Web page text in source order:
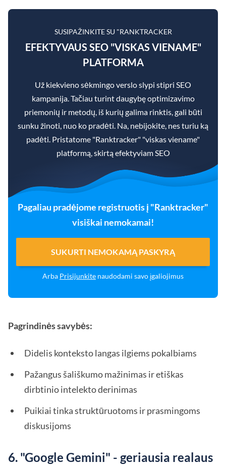
SUSIPAŽINKITE SU "RANKTRACKER
EFEKTYVAUS SEO "VISKAS VIENAME"
PLATFORMA
Už kiekvieno sėkmingo verslo slypi stipri SEO
kampanija. Tačiau turint daugybę optimizavimo
priemonių ir metodų, iš kurių galima rinktis, gali būti
sunku žinoti, nuo ko pradėti. Na, nebijokite, nes turiu ką
padėti. Pristatome "Ranktracker" "viskas viename"
platformą, skirtą efektyviam SEO
Pagaliau pradėjome registruotis į "Ranktracker"
visiškai nemokamai!
SUKURTI NEMOKAMĄ PASKYRĄ
Arba Prisijunkite naudodami savo įgaliojimus
Pagrindinės savybės:
Didelis konteksto langas ilgiems pokalbiams
Pažangus šališkumo mažinimas ir etiškas
dirbtinio intelekto derinimas
Puikiai tinka struktūruotoms ir prasmingoms
diskusijoms
6. "Google Gemini" - geriausia realaus